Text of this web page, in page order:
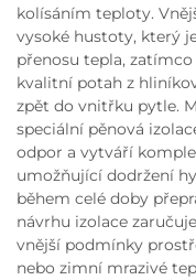
kolísáním teploty.
vysoké hustoty, který
přenosu tepla,
kvalitní potah z
zpět do vnitřku pytle.
speciální pěnová
odpor a vytváří
umožňující dodržení
během celé doby
návrhu izolace
vnější podmínky
nebo zimní mrazivé